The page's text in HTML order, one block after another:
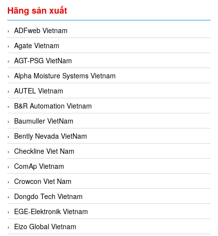
Hãng sản xuất
ADFweb Vietnam
Agate Vietnam
AGT-PSG VietNam
Alpha Moisture Systems Vietnam
AUTEL Vietnam
B&R Automation Vietnam
Baumuller VietNam
Bently Nevada VietNam
Checkline Viet Nam
ComAp Vietnam
Crowcon Viet Nam
Dongdo Tech Vietnam
EGE-Elektronik Vietnam
Eizo Global Vietnam